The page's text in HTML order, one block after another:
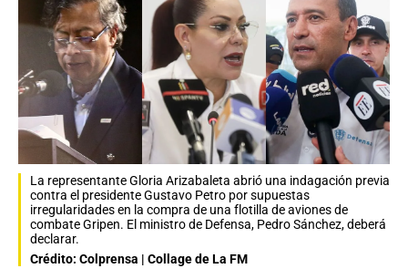
La representante Gloria Arizabaleta abrió una indagación previa
contra el presidente Gustavo Petro por supuestas
irregularidades en la compra de una flotilla de aviones de
combate Gripen. El ministro de Defensa, Pedro Sánchez, deberá
declarar.
Crédito: Colprensa | Collage de La FM